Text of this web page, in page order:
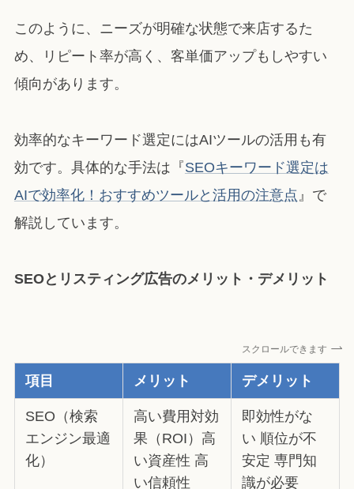
このように、ニーズが明確な状態で来店するた
め、リピート率が高く、客単価アップもしやすい
傾向があります。
効率的なキーワード選定にはAIツールの活用も有
効です。具体的な手法は『SEOキーワード選定は
AIで効率化！おすすめツールと活用の注意点 』で
解説しています。
SEOとリスティング広告のメリット・デメリット
スクロールできます
項目 メリット デメリット
SEO（検索
エンジン最適
化）
高い費用対効
果（ROI）高
い資産性 高
い信頼性
即効性がな
い 順位が不
安定 専門知
識が必要